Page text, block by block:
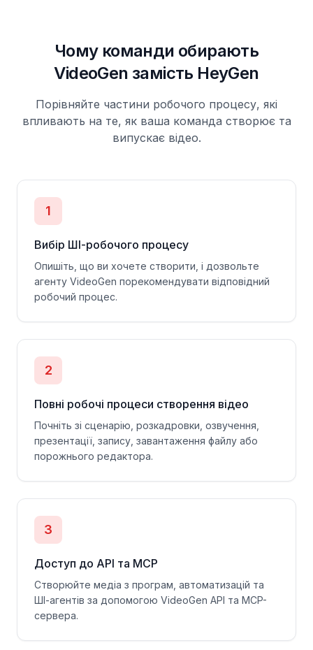
Чому команди обирають
VideoGen замість HeyGen
Порівняйте частини робочого процесу, які
впливають на те, як ваша команда створює та
випускає відео.
1
Вибір ШІ-робочого процесу
Опишіть, що ви хочете створити, і дозвольте
агенту VideoGen порекомендувати відповідний
робочий процес.
2
Повні робочі процеси створення відео
Почніть зі сценарію, розкадровки, озвучення,
презентації, запису, завантаження файлу або
порожнього редактора.
3
Доступ до API та MCP
Створюйте медіа з програм, автоматизацій та
ШІ-агентів за допомогою VideoGen API та MCP-
сервера.